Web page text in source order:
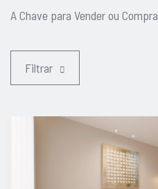
A Chave para Vender ou
Filtrar